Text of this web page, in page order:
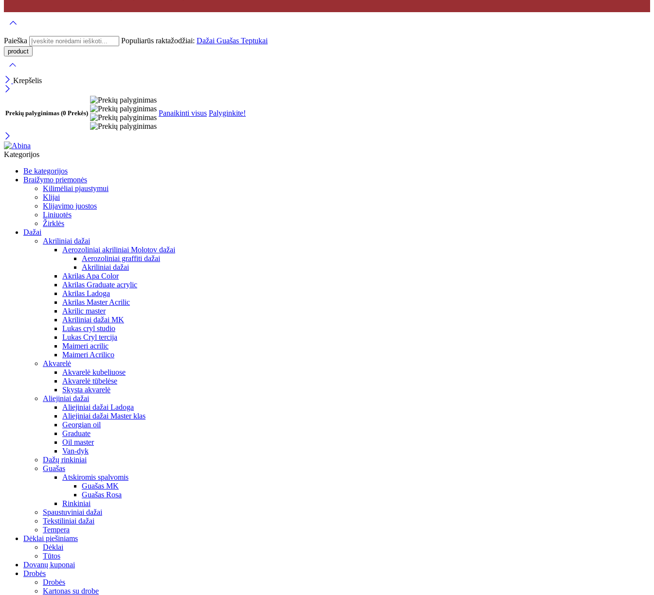
Paieška Populiarūs raktažodžiai: Dažai Guašas Teptukai
Krepšelis
Prekių palyginimas (0 Prekės) Panaikinti visus Palyginkite!
Kategorijos
Be kategorijos
Braižymo priemonės
Kilimėliai pjaustymui
Klijai
Klijavimo juostos
Liniuotės
Žirklės
Dažai
Akriliniai dažai
Aerozoliniai akriliniai Molotov dažai
Aerozoliniai graffiti dažai
Akriliniai dažai
Akrilas Apa Color
Akrilas Graduate acrylic
Akrilas Ladoga
Akrilas Master Acrilic
Akrilic master
Akriliniai dažai MK
Lukas cryl studio
Lukas Cryl tercija
Maimeri acrilic
Maimeri Acrilico
Akvarelė
Akvarelė kubeliuose
Akvarelė tūbelėse
Skysta akvarelė
Aliejiniai dažai
Aliejiniai dažai Ladoga
Aliejiniai dažai Master klas
Georgian oil
Graduate
Oil master
Van-dyk
Dažų rinkiniai
Guašas
Atskiromis spalvomis
Guašas MK
Guašas Rosa
Rinkiniai
Spaustuviniai dažai
Tekstiliniai dažai
Tempera
Dėklai piešiniams
Dėklai
Tūtos
Dovanų kuponai
Drobės
Drobės
Kartonas su drobe